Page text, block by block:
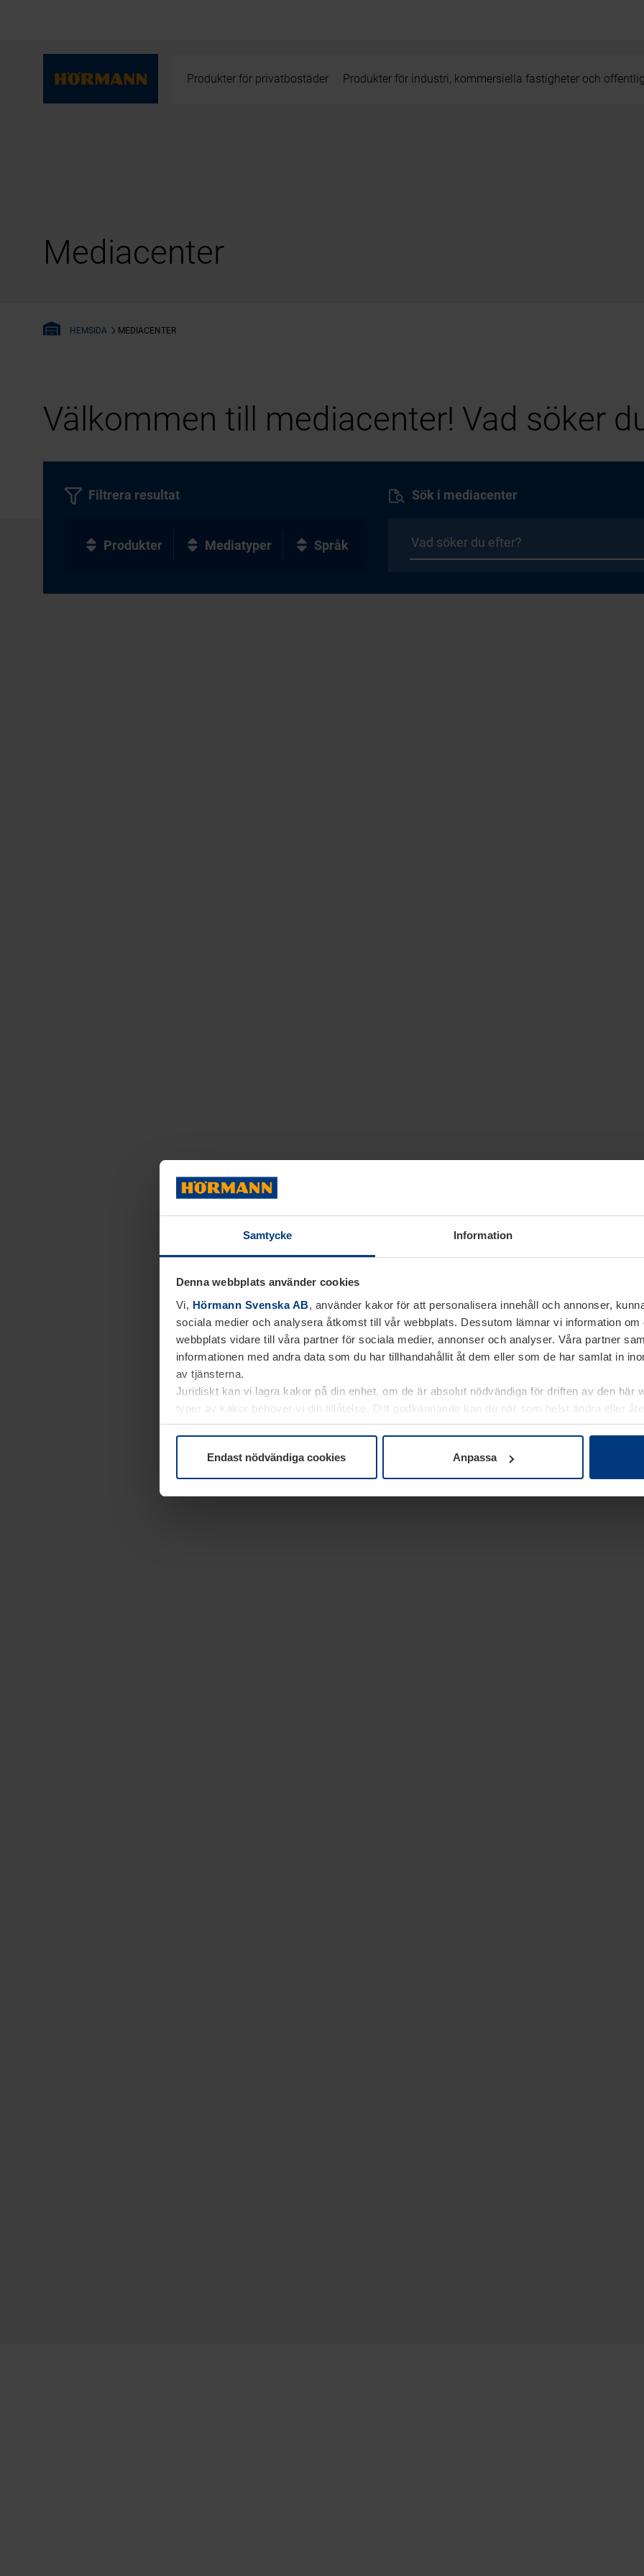
Samtycke Information
Denna webbplats använder cookies
Vi, Hörmann Svenska AB, använder kakor för att personalisera innehåll och annonser,
sociala medier och analysera åtkomst till vår webbplats. Dessutom lämnar vi information om
webbplats vidare till våra partner för sociala medier, annonser och analyser. Våra partner
informationen med andra data som du har tillhandahållit åt dem eller som de har samlat in
av tjänsterna.
Juridiskt kan vi lagra kakor på din enhet, om de är absolut nödvändiga för driften av den här
typer av kakor behöver vi din tillåtelse. Ditt godkännande kan du när som helst ändra eller
kakor underDataskyddsförklaringpå vår webbplats.
Endast nödvändiga cookies Anpassa
Produkter för privatbostäder Produkter för industri, kommersiella fastigheter och
Mediacenter
HEMSIDA MEDIACENTER
Välkommen till mediacenter! Vad söker
Sök i mediacenter
Filtrera resultat
Produkter Mediatyper Språk